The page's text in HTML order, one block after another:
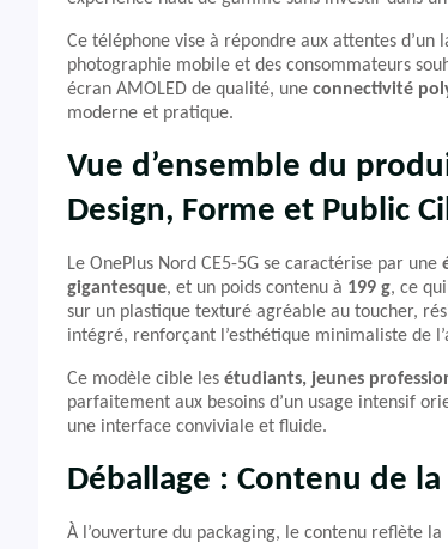
Ce téléphone vise à répondre aux attentes d’un
photographie mobile et des consommateurs
écran AMOLED de qualité, une connectivité
moderne et pratique.
Vue d’ensemble du
Design, Forme et Public
Le OnePlus Nord CE5-5G se caractérise par une
gigantesque, et un poids contenu à 199 g, ce
sur un plastique texturé agréable au toucher,
intégré, renforçant l’esthétique minimaliste de
Ce modèle cible les étudiants, jeunes
parfaitement aux besoins d’un usage intensif
une interface conviviale et fluide.
Déballage : Contenu de
À l’ouverture du packaging, le contenu reflète